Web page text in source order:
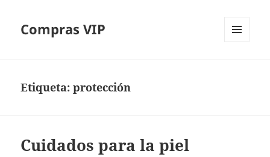
Compras VIP
Etiqueta:protección
Cuidados para la piel